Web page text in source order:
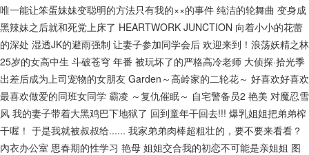
20240714 20240721 20240728
20240804 20240901 20240908
20240915 20240922 20241006
20241020 20241027 20241110
20241117 20241201 20241208
唯一能让笨蛋妹妹变聪明的方法只有我的××的事件 纯洁的轮舞曲 变身成
黑辣妹之后就和死党上床了 HEARTWORK JUNCTION 向着小小的花蕾
的深处 湿透JK的避雨强制 让妻子参加同学会后 欢迎来到！浪荡妖精之林
25岁的女高中生 斗破苍穹 年番 被玩坏了的严格高冷老师 大侦探·拾光季
出差后成为上司宠物的女朋友 Garden～高岭家的二轮花～ 好喜欢好喜欢
最喜欢做爱的同班女同学 霸凌 ～复仇催眠～ 自宅警备员2 艳美 对魔忍雪
风 我的妻子带着大黑鸡巴下地狱了 回到童年干回去!!! 爆乳姐姐把弟弟榨
干喔！ 于是我就被叔叔给...... 我家弟弟肉棒超粗壮的，要不要来看看？
內衣办公室 思春期的性学习 艳母 姐姐交合我的初恋不可能是亲姐姐 图